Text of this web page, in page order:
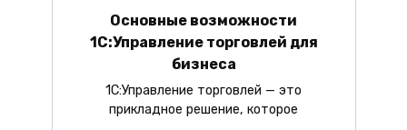
Основные возможности
1С:Управление торговлей для
бизнеса
1С:Управление торговлей — это
прикладное решение, которое